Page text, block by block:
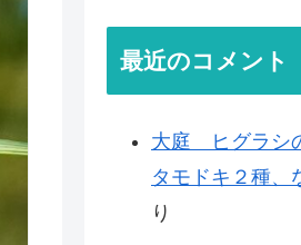
最近のコメント
大庭 ヒグラシ
タモドキ２種、
り